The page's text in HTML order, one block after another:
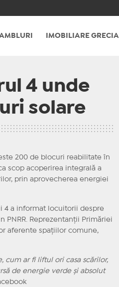
IMOBILIARE GRECIA
4 unde
solare
200 de blocuri reabilitate în
scop acoperirea integrală a
prin aprovecherea energiei
4 a informat locuitorii despre
Reprezentanții Primăriei
aferente spațiilor comune,
ar fi liftul ori casa scărilor,
de energie verde și absolut